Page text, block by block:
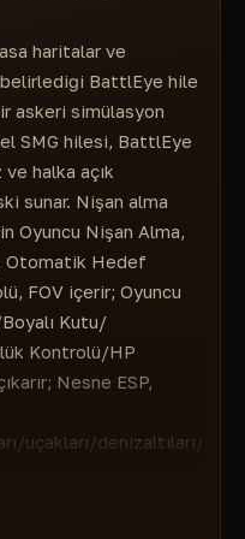
görünür
Helikopterler ve
Modu, Panik
ve panik
haritalar ve
BattlEye hile
askeri simülasyon
SMG hilesi, BattlEye
halka açık
sunar. Nişan alma
Oyuncu Nişan Alma,
Otomatik Hedef
FOV içerir; Oyuncu
Boyalı Kutu/
Kontrolü/HP
Nesne ESP,
uçakları/denizaltıları/
Yakınlaştırma